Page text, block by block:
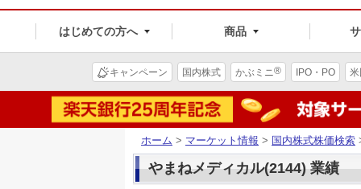
はじめての方へ 商品
キャンペーン 国内株式 かぶミニ® IPO・PO
ホーム > マーケット情報 > 国内株式株価検索
やまねメディカル(2144) 業績